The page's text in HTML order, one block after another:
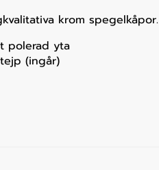
krom spegelkåpor.
polerad yta
(ingår)